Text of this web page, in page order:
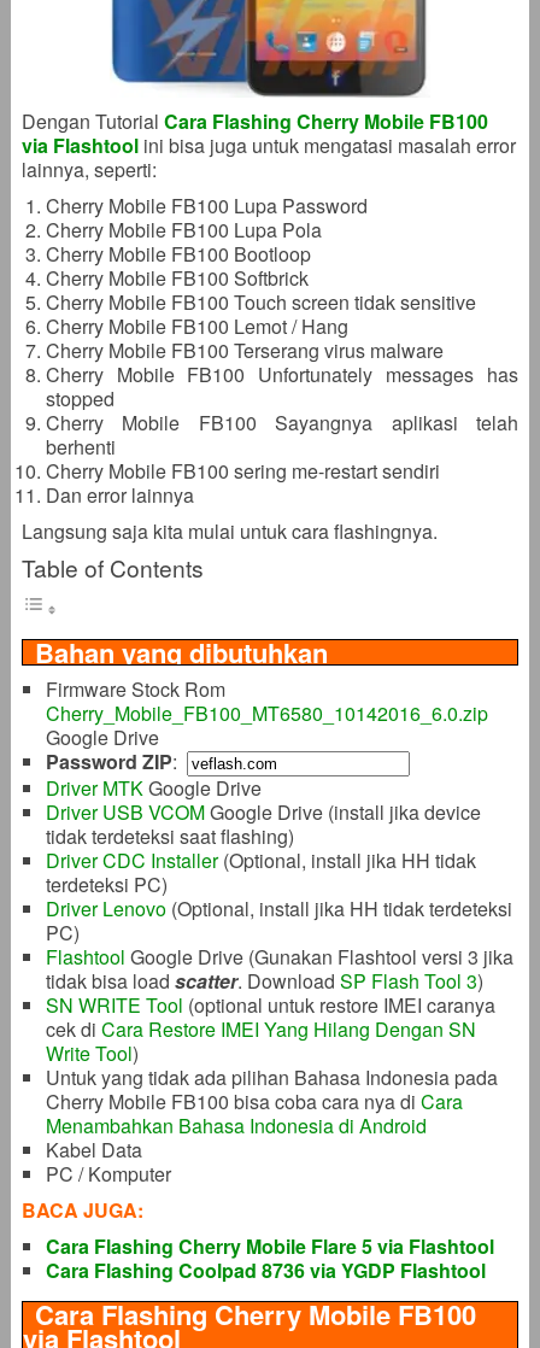
Dengan Tutorial Cara Flashing Cherry Mobile FB100
via Flashtoolini bisa juga untuk mengatasi masalah error
lainnya, seperti:
Cherry Mobile FB100 Lupa Password
Cherry Mobile FB100 Lupa Pola
Cherry Mobile FB100 Bootloop
Cherry Mobile FB100 Softbrick
Cherry Mobile FB100 Touch screen tidak sensitive
Cherry Mobile FB100 Lemot / Hang
Cherry Mobile FB100 Terserang virus malware
Cherry Mobile FB100 Unfortunately messages has
stopped
Cherry Mobile FB100 Sayangnya aplikasi telah
berhenti
Cherry Mobile FB100 sering me-restart sendiri
Dan error lainnya
Langsung saja kita mulai untuk cara flashingnya.
Table of Contents
Bahan yang dibutuhkan
Firmware Stock Rom
Cherry_Mobile_FB100_MT6580_10142016_6.0.zip
Google Drive
Password ZIP:
Driver MTKGoogle Drive
Driver USB VCOMGoogle Drive (install jika device
tidak terdeteksi saat flashing)
Driver CDC Installer(Optional, install jika HH tidak
terdeteksi PC)
Driver Lenovo(Optional, install jika HH tidak terdeteksi
PC)
Flashtool Google Drive (Gunakan Flashtool versi 3 jika
tidak bisa load scatter. Download SP Flash Tool 3)
SN WRITE Tool (optional untuk restore IMEI caranya
cek di Cara Restore IMEI Yang Hilang Dengan SN
Write Tool)
Untuk yang tidak ada pilihan Bahasa Indonesia pada
Cherry Mobile FB100 bisa coba cara nya di Cara
Menambahkan Bahasa Indonesia di Android
Kabel Data
PC / Komputer
BACA JUGA:
Cara Flashing Cherry Mobile Flare 5 via Flashtool
Cara Flashing Coolpad 8736 via YGDP Flashtool
Cara Flashing Cherry Mobile FB100
via Flashtool